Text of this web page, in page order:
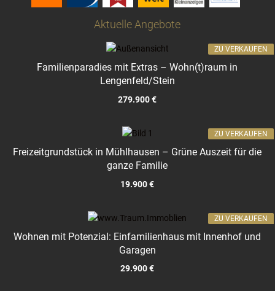
Aktuelle Angebote
Familienparadies mit Extras – Wohn(t)raum in
Lengenfeld/Stein
279.900 €
ZU VERKAUFEN
Freizeitgrundstück in Mühlhausen – Grüne Auszeit für die
ganze Familie
19.900 €
ZU VERKAUFEN
Wohnen mit Potenzial: Einfamilienhaus mit Innenhof und
Garagen
29.900 €
ZU VERKAUFEN